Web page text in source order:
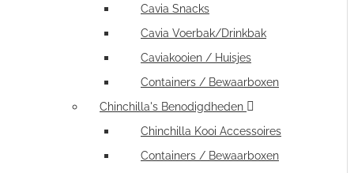
Cavia Snacks
Cavia Voerbak/Drinkbak
Caviakooien / Huisjes
Containers / Bewaarboxen
Chinchilla's Benodigdheden
Chinchilla Kooi Accessoires
Containers / Bewaarboxen